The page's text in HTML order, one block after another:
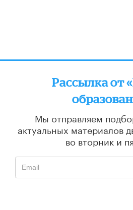
Рассылка от
Мы отправляем
актуальных материалов
во вторник и